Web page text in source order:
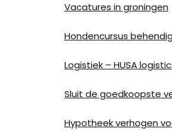
Vacatures in groningen
Hondencursus
Logistiek – HUSA
Sluit de goedkoopste
Hypotheek verhogen